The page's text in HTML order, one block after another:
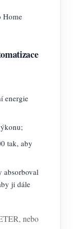
Home
energie
tak, aby
absorboval
ji dále
nebo